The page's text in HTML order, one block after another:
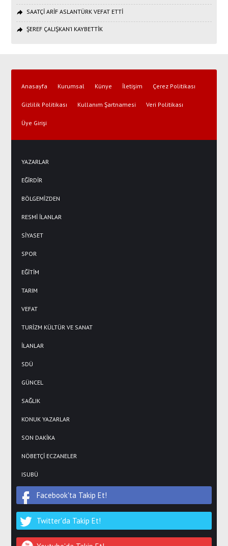
SAATÇİ ARİF ASLANTÜRK VEFAT ETTİ
ŞEREF ÇALIŞKAN’I KAYBETTİK
Anasayfa Kurumsal Künye İletişim Çerez Politikası
Gizlilik Politikası Kullanım Şartnamesi Veri Politikası
Üye Girişi
YAZARLAR
EĞİRDİR
BÖLGEMİZDEN
RESMİ İLANLAR
SİYASET
SPOR
EĞİTİM
TARIM
VEFAT
TURİZM KÜLTÜR VE SANAT
İLANLAR
SDÜ
GÜNCEL
SAĞLIK
KONUK YAZARLAR
SON DAKİKA
NÖBETÇİ ECZANELER
ISUBÜ
Facebook'ta Takip Et!
Twitter'da Takip Et!